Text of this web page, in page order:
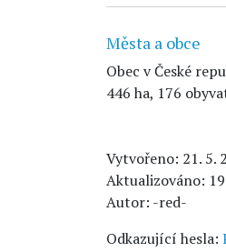
Města a obce
Obec v České
446 ha, 176
Vytvořeno: 21. 5.
Aktualizováno:
Autor: -red-
Odkazující hesla: